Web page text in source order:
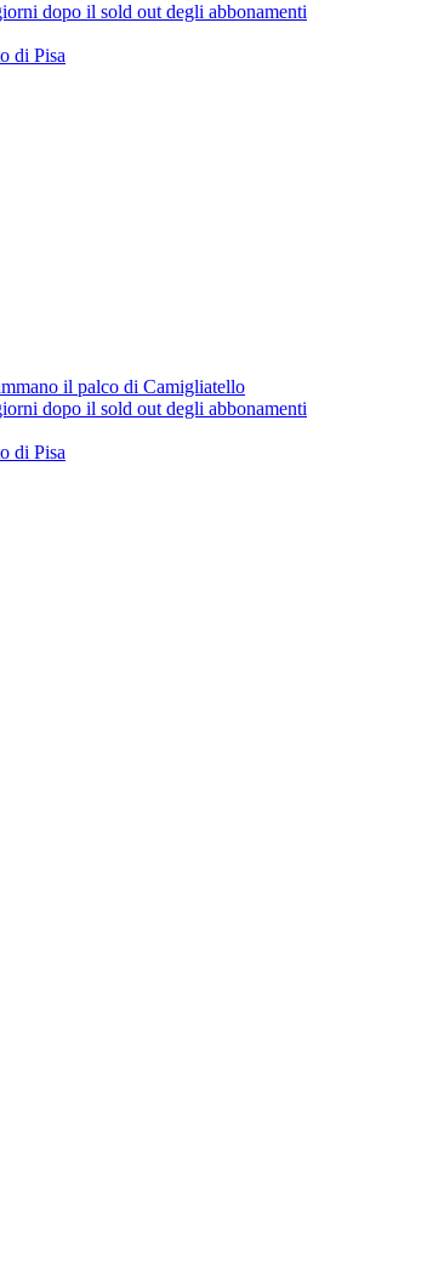
dopo il sold out degli abbonamenti
di Pisa
il palco di Camigliatello
dopo il sold out degli abbonamenti
di Pisa